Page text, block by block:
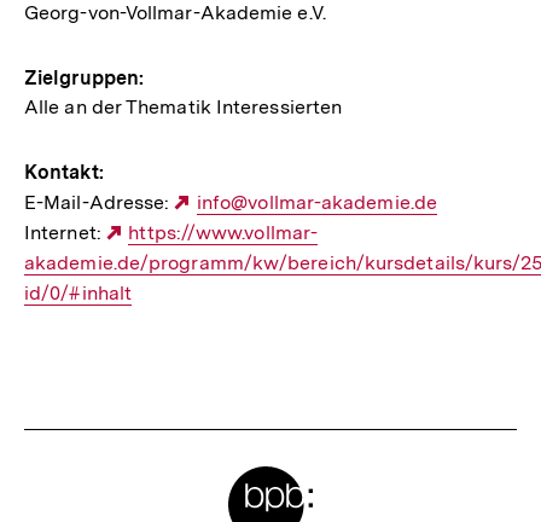
Georg-von-Vollmar-Akademie e.V.
Zielgruppen:
Alle an der Thematik Interessierten
Kontakt:
E-Mail-Adresse:
Externer
Link:
info@vollmar-akademie.de
Internet:
Externer
Link:
https://www.vollmar-
akademie.de/programm/kw/bereich/kursdetails/kurs/
id/0/#inhalt